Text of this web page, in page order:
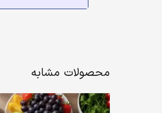
محصولات مشابه